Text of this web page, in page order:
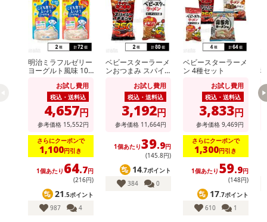
了により、商品詳細内に記載の原産国・原材料の表記が旧表記の場
合がございます。
あらかじめご了承いただいた上でお申込みください。なお、本理由
によるお申込み後のキャンセル・返品交換は対応いたしかねます。
【お支払いについて】
※送料はお試し費用に含まれております。
※d払い、PayPay、au PAY、au PAY(auかんたん決済)、ソフトバン
クまとめて支払い、楽天ペイ、メルペイ、AEON Pay、Amazon Pa
yでお支払いの場合、決済のため外部サイトへ遷移します。
※予約商品は決済手段ごとに定められた決済期限日にお支払いを完
了することがございます。ご了承いただいたうえでお申し込みくだ
発送日カレンダー
明治ミラフルゼリー
ヨーグルト風味 100
ト風味 100gお試し費用
税込・送料込
4,657円
参考価格 15,552円
さらにクーポンで
1,100円引き
1個あたり 64.7円
(216円)
21.5ポイント
987
4
ベビースターラーメ
ンおつまみ スパイ
ベビースターラーメ
ン コクうまチキン
味 64g
お試し費用
税込・送料込
3,192円
参考価格 11,664円
1個あたり39.9円
(145 .8円)
14.7ポイント
384
0
ベビースターラーメ
ン 4種セット
お試し費用
税込・送料込
3,833円
参考価格 9,469円
さらにクーポンで
1,300円引き
1個あたり 59.9円
(148円)
17.7ポイント
610
1